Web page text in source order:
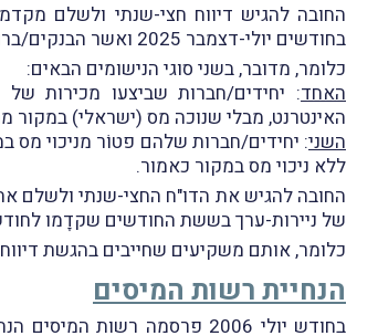
החובה להגיש דיווח חצי-שנתי ולשלם
בחודשים יולי-דצמבר 2025 ואשר הבנקים/ברוקרים שבאמצעותם הם ביצעו את המכירות לא ניכו מס במקור מאותם רווחים.
כלומר, מדובר, בשני סוגי הנישומים הבאים:
האחד: יחידים/חברות שביצעו מכירות של
האינטרנט, מבלי שנוכה מס (ישראלי) במקור
השני: יחידים/חברות שלהם פטוֹר מניכוי מס
ללא ניכוי מס במקור כאמור.
של ניירות-ערך בששת החודשים שקדָמו
כלומר, אותם משקיעים שחייבים בהגשת
הנחיית רשות המיסים